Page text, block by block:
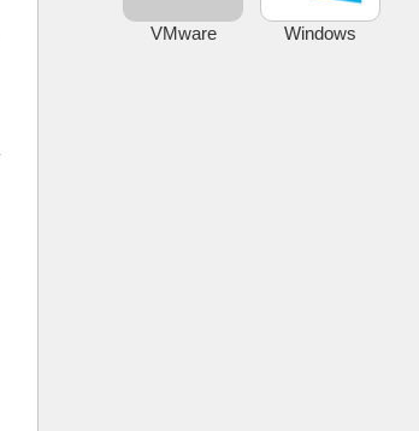
VMware Windows